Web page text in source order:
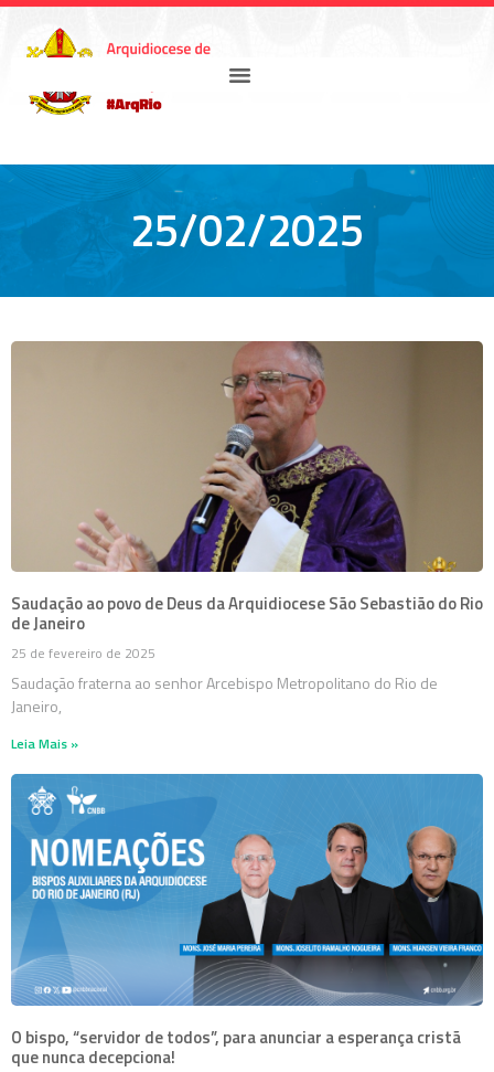
25/02/2025
Saudação ao povo de Deus da Arquidiocese São Sebastião do Rio
de Janeiro
25 de fevereiro de 2025
Saudação fraterna ao senhor Arcebispo Metropolitano do Rio de
Janeiro,
Leia Mais »
O bispo, “servidor de todos”, para anunciar a esperança cristã
que nunca decepciona!